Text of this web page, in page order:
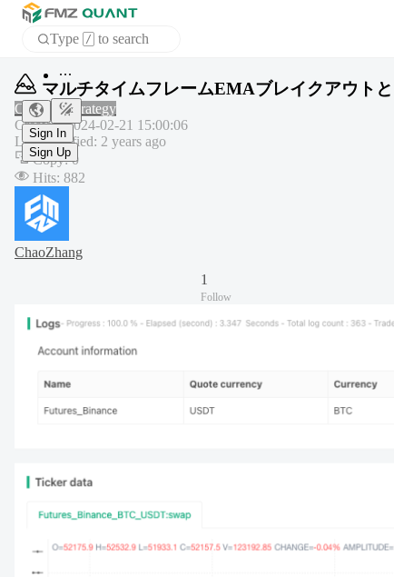
Type / to search
Home
APP
Sign In
Sign Up
マルチタイムフレームEMAブレイクアウト
Common strategy
Created:2024-02-21 15:00:06
Last modified: 2 years ago
Copy:0
Hits: 882
ChaoZhang
1
Follow